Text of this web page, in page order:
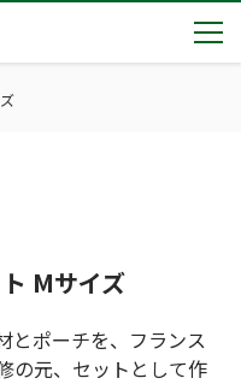
とうございました！
2展示会【①危機管理産業展(RISCON TOKYO)2026】【②テロ対策特殊装備展（SEECAT）】に同時出展いたします
Mサイズ
とポーチを、フランス
の元、セットとして作